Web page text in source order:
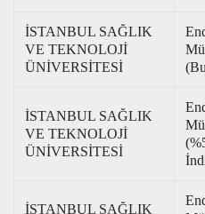
İSTANBUL SAĞLIK
VE TEKNOLOJİ
ÜNİVERSİTESİ
İSTANBUL SAĞLIK
VE TEKNOLOJİ
ÜNİVERSİTESİ
İSTANBUL SAĞLIK